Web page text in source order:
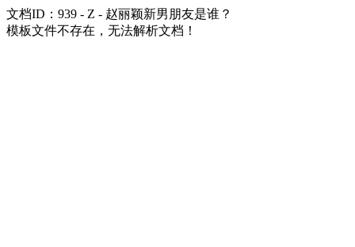
文档ID：939 - Z - 赵丽颖新男朋友是谁？
模板文件不存在，无法解析文档！